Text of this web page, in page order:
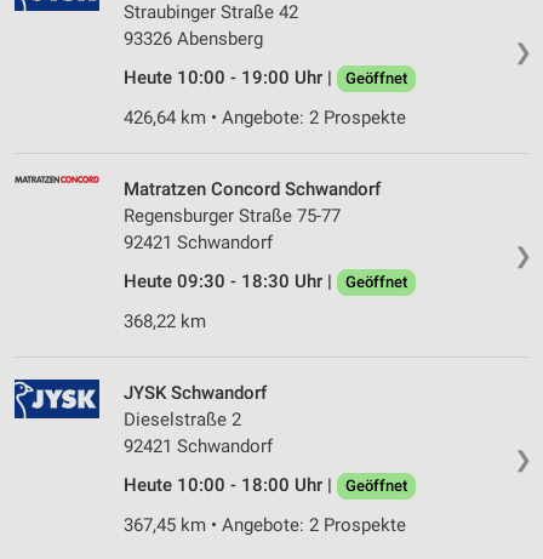
❯
Straubinger Straße 42
93326 Abensberg
Heute 10:00 - 19:00 Uhr |
Geöffnet
426,64 km • Angebote: 2 Prospekte
❯
Matratzen Concord Schwandorf
Regensburger Straße 75-77
92421 Schwandorf
Heute 09:30 - 18:30 Uhr |
Geöffnet
368,22 km
❯
JYSK Schwandorf
Dieselstraße 2
92421 Schwandorf
Heute 10:00 - 18:00 Uhr |
Geöffnet
367,45 km • Angebote: 2 Prospekte